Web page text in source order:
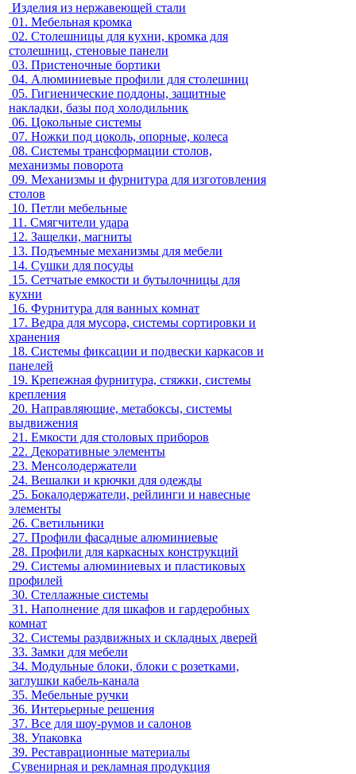
Изделия из нержавеющей стали
01. Мебельная кромка
02. Столешницы для кухни, кромка для
столешниц, стеновые панели
03. Пристеночные бортики
04. Алюминиевые профили для столешниц
05. Гигиенические поддоны, защитные
накладки, базы под холодильник
06. Цокольные системы
07. Ножки под цоколь, опорные, колеса
08. Системы трансформации столов,
механизмы поворота
09. Механизмы и фурнитура для изготовления
столов
10. Петли мебельные
11. Смягчители удара
12. Защелки, магниты
13. Подъемные механизмы для мебели
14. Сушки для посуды
15. Сетчатые емкости и бутылочницы для
кухни
16. Фурнитура для ванных комнат
17. Ведра для мусора, системы сортировки и
хранения
18. Системы фиксации и подвески каркасов и
панелей
19. Крепежная фурнитура, стяжки, системы
крепления
20. Направляющие, метабоксы, системы
выдвижения
21. Емкости для столовых приборов
22. Декоративные элементы
23. Менсолодержатели
24. Вешалки и крючки для одежды
25. Бокалодержатели, рейлинги и навесные
элементы
26. Светильники
27. Профили фасадные алюминиевые
28. Профили для каркасных конструкций
29. Системы алюминиевых и пластиковых
профилей
30. Стеллажные системы
31. Наполнение для шкафов и гардеробных
комнат
32. Системы раздвижных и складных дверей
33. Замки для мебели
34. Модульные блоки, блоки с розетками,
заглушки кабель-канала
35. Мебельные ручки
36. Интерьерные решения
37. Все для шоу-румов и салонов
38. Упаковка
39. Реставрационные материалы
Сувенирная и рекламная продукция